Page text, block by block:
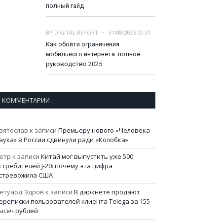
полный гайд
BY DIGITAL REPORT
31/08/2025 00:31
Как обойти ограничения
мобильного интернета: полное
руководство 2025
КОММЕНТАРИИ
к записи Премьеру нового «Человека-
в России сдвинули ради «Колобка»
к записи Китай мог выпустить уже 500
J-20: почему эта цифра
США
Эдров к записи В даркнете продают
пользователей клиента Telega за 155
рублей